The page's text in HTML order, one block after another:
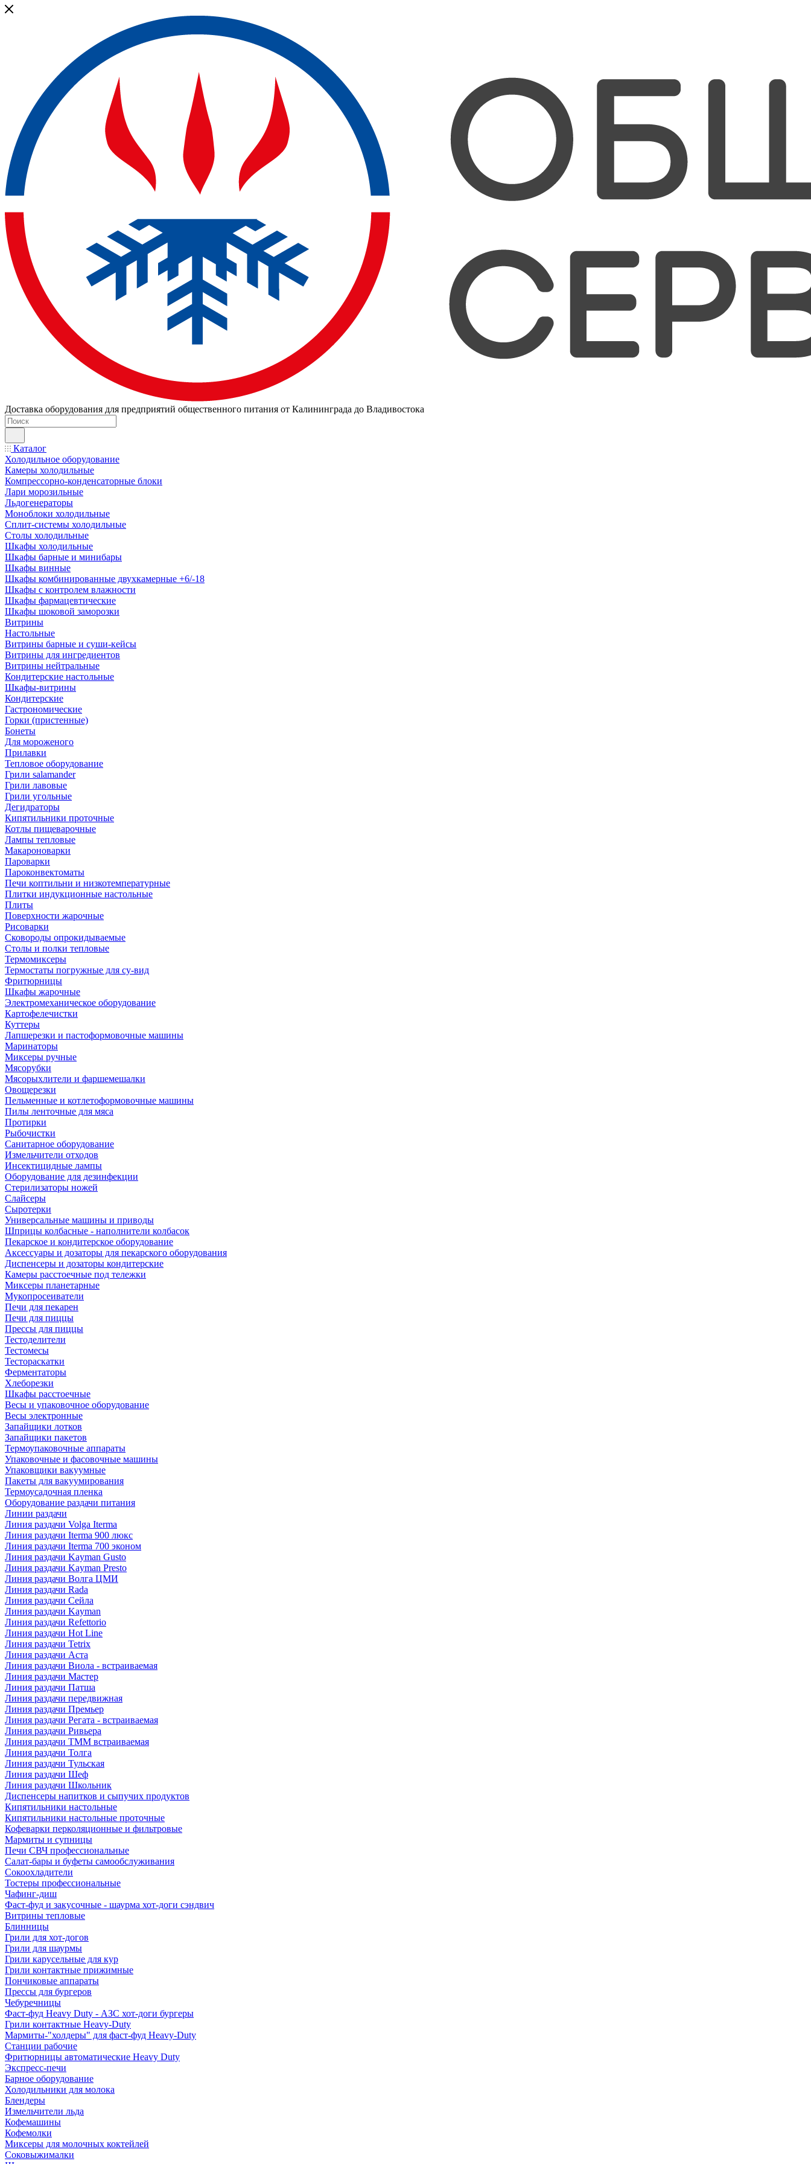
Доставка оборудования для предприятий общественного питания от Калининграда до Владивостока
Каталог
Холодильное оборудование
Камеры холодильные
Компрессорно-конденсаторные блоки
Лари морозильные
Льдогенераторы
Моноблоки холодильные
Сплит-системы холодильные
Столы холодильные
Шкафы холодильные
Шкафы барные и минибары
Шкафы винные
Шкафы комбинированные двухкамерные +6/-18
Шкафы с контролем влажности
Шкафы фармацевтические
Шкафы шоковой заморозки
Витрины
Настольные
Витрины барные и суши-кейсы
Витрины для ингредиентов
Витрины нейтральные
Кондитерские настольные
Шкафы-витрины
Кондитерские
Гастрономические
Горки (пристенные)
Бонеты
Для мороженого
Прилавки
Тепловое оборудование
Грили salamander
Грили лавовые
Грили угольные
Дегидраторы
Кипятильники проточные
Котлы пищеварочные
Лампы тепловые
Макароноварки
Пароварки
Пароконвектоматы
Печи коптильни и низкотемпературные
Плитки индукционные настольные
Плиты
Поверхности жарочные
Рисоварки
Сковороды опрокидываемые
Столы и полки тепловые
Термомиксеры
Термостаты погружные для су-вид
Фритюрницы
Шкафы жарочные
Электромеханическое оборудование
Картофелечистки
Куттеры
Лапшерезки и пастоформовочные машины
Маринаторы
Миксеры ручные
Мясорубки
Мясорыхлители и фаршемешалки
Овощерезки
Пельменные и котлетоформовочные машины
Пилы ленточные для мяса
Протирки
Рыбочистки
Санитарное оборудование
Измельчители отходов
Инсектицидные лампы
Оборудование для дезинфекции
Стерилизаторы ножей
Слайсеры
Сыротерки
Универсальные машины и приводы
Шприцы колбасные - наполнители колбасок
Пекарское и кондитерское оборудование
Аксессуары и дозаторы для пекарского оборудования
Диспенсеры и дозаторы кондитерские
Камеры расстоечные под тележки
Миксеры планетарные
Мукопросеиватели
Печи для пекарен
Печи для пиццы
Прессы для пиццы
Тестоделители
Тестомесы
Тестораскатки
Ферментаторы
Хлеборезки
Шкафы расстоечные
Весы и упаковочное оборудование
Весы электронные
Запайщики лотков
Запайщики пакетов
Термоупаковочные аппараты
Упаковочные и фасовочные машины
Упаковщики вакуумные
Пакеты для вакуумирования
Термоусадочная пленка
Оборудование раздачи питания
Линии раздачи
Линия раздачи Volga Iterma
Линия раздачи Iterma 900 люкс
Линия раздачи Iterma 700 эконом
Линия раздачи Kayman Gusto
Линия раздачи Kayman Presto
Линия раздачи Волга ЦМИ
Линия раздачи Rada
Линия раздачи Сейла
Линия раздачи Kayman
Линия раздачи Refettorio
Линия раздачи Hot Line
Линия раздачи Tetrix
Линия раздачи Аста
Линия раздачи Виола - встраиваемая
Линия раздачи Мастер
Линия раздачи Патша
Линия раздачи передвижная
Линия раздачи Премьер
Линия раздачи Регата - встраиваемая
Линия раздачи Ривьера
Линия раздачи ТММ встраиваемая
Линия раздачи Толга
Линия раздачи Тульская
Линия раздачи Шеф
Линия раздачи Школьник
Диспенсеры напитков и сыпучих продуктов
Кипятильники настольные
Кипятильники настольные проточные
Кофеварки перколяционные и фильтровые
Мармиты и супницы
Печи СВЧ профессиональные
Салат-бары и буфеты самообслуживания
Сокоохладители
Тостеры профессиональные
Чафинг-диш
Фаст-фуд и закусочные - шаурма хот-доги сэндвич
Витрины тепловые
Блинницы
Грили для хот-догов
Грили для шаурмы
Грили карусельные для кур
Грили контактные прижимные
Пончиковые аппараты
Прессы для бургеров
Чебуречницы
Фаст-фуд Heavy Duty - АЗС хот-доги бургеры
Грили контактные Heavy-Duty
Мармиты-"холдеры" для фаст-фуд Heavy-Duty
Станции рабочие
Фритюрницы автоматические Heavy Duty
Экспресс-печи
Барное оборудование
Холодильники для молока
Блендеры
Измельчители льда
Кофемашины
Кофемолки
Миксеры для молочных коктейлей
Соковыжималки